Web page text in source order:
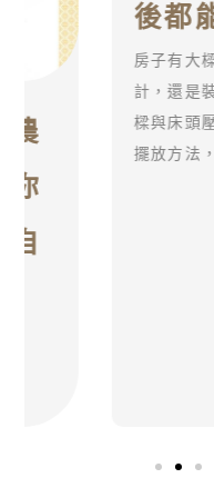
後都能做
房子有大樑壓頂怎
計，還是裝潢後沒
樑與床頭壓樑的完
擺放方法，讓你住